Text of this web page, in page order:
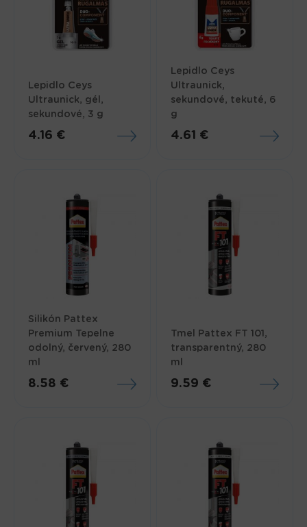
Lepidlo Ceys
Ultraunick, gél,
sekundové, 3 g
4.16 €
Lepidlo Ceys
Ultraunick,
sekundové, tekuté, 6
g
4.61 €
Silikón Pattex
Premium Tepelne
odolný, červený, 280
ml
8.58 €
Tmel Pattex FT 101,
transparentný, 280
ml
9.59 €